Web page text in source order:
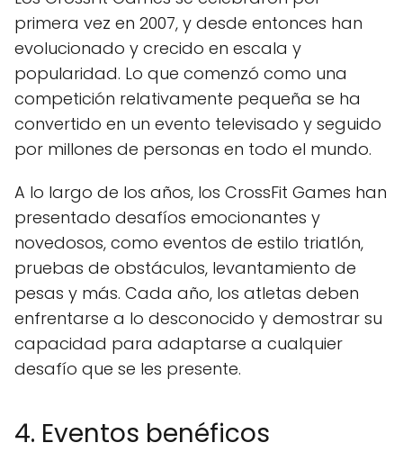
primera vez en 2007, y desde entonces han
evolucionado y crecido en escala y
popularidad. Lo que comenzó como una
competición relativamente pequeña se ha
convertido en un evento televisado y seguido
por millones de personas en todo el mundo.
A lo largo de los años, los CrossFit Games han
presentado desafíos emocionantes y
novedosos, como eventos de estilo triatlón,
pruebas de obstáculos, levantamiento de
pesas y más. Cada año, los atletas deben
enfrentarse a lo desconocido y demostrar su
capacidad para adaptarse a cualquier
desafío que se les presente.
4. Eventos benéficos